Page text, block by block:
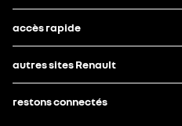
accès rapide
autres sites Renault
restons connectés